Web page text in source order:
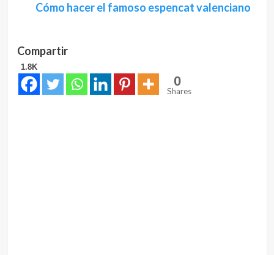
Cómo hacer el famoso espencat valenciano
Compartir
1.8K
0
Shares